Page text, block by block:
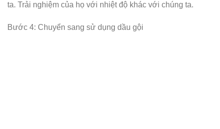
ta. Trải nghiệm của họ với nhiệt độ khác với chúng ta.
Bước 4: Chuyển sang sử dụng dầu gội